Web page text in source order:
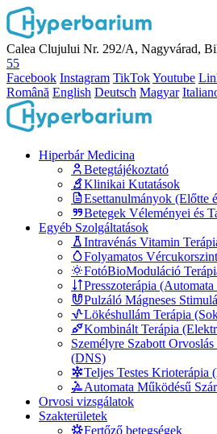
Calea Clujului Nr. 292/A, Nagyvárad,
55
Facebook Instagram TikTokYoutube
Română English Deutsch Magyar
Hiperbár Medicina
Betegtájékoztató
Klinikai Kutatások
Esettanulmányok (Előtte
Betegek Véleményei és
Egyéb Szolgáltatások
Intravénás Vitamin
Folyamatos
FotóBioModuláció
Presszoterápia
Pulzáló Mágneses
Lökéshullám Terápia
Kombinált Terápia
Személyre Szabott
(DNS)
Teljes Testes Krioterápia
Automata Működésű
Orvosi vizsgálatok
Szakterületek
Fertőző betegségek